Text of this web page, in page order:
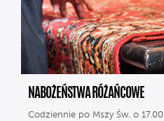
NABOŻEŃSTWA RÓŻAŃCOWE
Codziennie po Mszy Św. o 17.00